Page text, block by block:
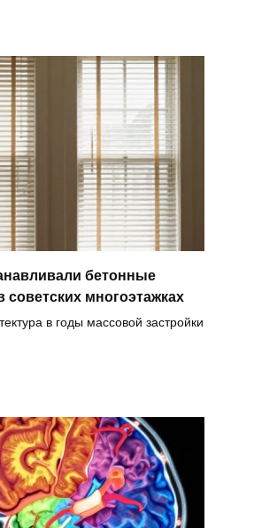
бетонные
советских многоэтажках
в годы массовой застройки